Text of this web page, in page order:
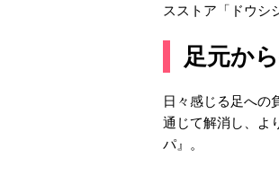
スストア「ドウシ
足元か
日々感じる足への
通じて解消し、よ
パ』。